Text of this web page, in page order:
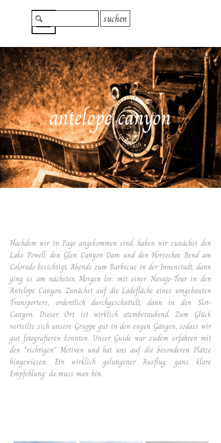
suchen
antelope canyon
Nachdem wir in Page angekommen sind, haben wir zunächst den
Lake Powell, den Glen Canyon Dam und den Horseshoe Bend am
Colorado besichtigt. Abends zum Barbecue in der Innenstadt, dann
ging es am nächsten Morgen los: mit einer Navajo-Tour in den
Antelope Canyon. Zunächst auf die Ladefläche eines umgebauten
Transporters, ordentlich durchgeschüttelt, dann in den Slot-
Canyon. Dieser Ort ist wirklich atemberaubend. Zum Glück
verteilte sich unsere Gruppe gut in den engen Gängen, sodass wir
gut fotografieren konnten. Unser Guide war zudem erfahren mit
den "richtigen" Motiven und hat uns auf die besonderen Plätze
hingewiesen. Ein wirklich gelungener Ausflug, ganz klare
Empfehlung: da muss man hin.